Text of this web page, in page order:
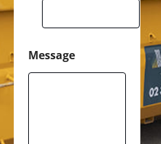
Message